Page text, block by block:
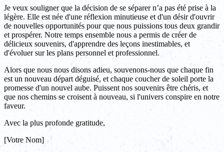
Je veux souligner que la décision de se séparer n’a pas été prise à la
légère. Elle est née d'une réflexion minutieuse et d'un désir d'ouvrir
de nouvelles opportunités pour que nous puissions tous deux grandir
et prospérer. Notre temps ensemble nous a permis de créer de
délicieux souvenirs, d'apprendre des leçons inestimables, et
d'évoluer sur les plans personnel et professionnel.
Alors que nous nous disons adieu, souvenons-nous que chaque fin
est un nouveau départ déguisé, et chaque coucher de soleil porte la
promesse d'un nouvel aube. Puissent nos souvenirs être chéris, et
que nos chemins se croisent à nouveau, si l'univers conspire en notre
faveur.
Avec la plus profonde gratitude,
[Votre Nom]